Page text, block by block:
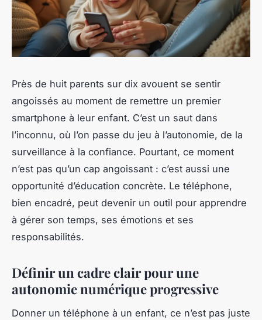
Près de huit parents sur dix avouent se sentir
angoissés au moment de remettre un premier
smartphone à leur enfant. C’est un saut dans
l’inconnu, où l’on passe du jeu à l’autonomie, de la
surveillance à la confiance. Pourtant, ce moment
n’est pas qu’un cap angoissant : c’est aussi une
opportunité d’éducation concrète. Le téléphone,
bien encadré, peut devenir un outil pour apprendre
à gérer son temps, ses émotions et ses
responsabilités.
Définir un cadre clair pour une
autonomie numérique progressive
Donner un téléphone à un enfant, ce n’est pas juste